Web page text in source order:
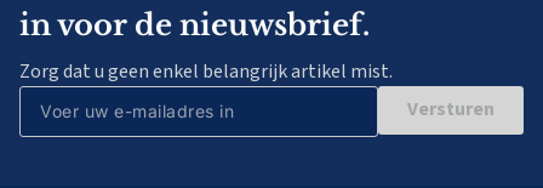
in voor de nieuwsbrief.
Zorg dat u geen enkel belangrijk artikel mist.
Versturen